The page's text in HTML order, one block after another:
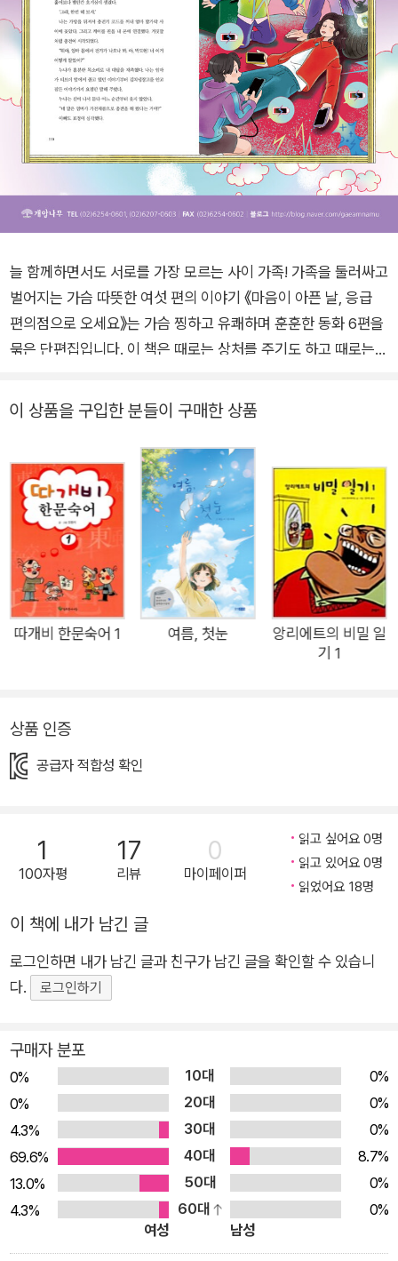
늘 함께하면서도 서로를 가장 모르는 사이 가족! 가족을 둘러싸고
벌어지는 가슴 따뜻한 여섯 편의 이야기 《마음이 아픈 날, 응급
편의점으로 오세요》는 가슴 찡하고 유쾌하며 훈훈한 동화 6편을
묶은 단편집입니다. 이 책은 때로는 상처를 주기도 하고 때로는
미를 고민해 보고 가족의 소중함을 느끼게 해 줍니다. 현대 사회
야기를 나눌 시간이 부족합니다. 함께 있을 때도 대화를 나누기보
다 각자 스마트폰을 들여다보느라 바쁩니다. 《마음이 아픈 날, 응
급 편의점으로 오세요》는 이알찬 작가의 국제신문 신춘문예 등단
작이자 표제작인 <응급 편의점>을 비롯해 2022년, 2023년 아
르코 발표 지원 선정작이 수록된 단편집입니다. 실직한 아빠와 그
런 아빠의 비밀을 지켜야 하는 동민이(꼭꼭 숨어라! 아빠 머리 보
일라), 아빠의 장례식장에서 엄마가 다른 동생을 처음 만난 진우
(악당별 기억 탐사선), 아이가 생사 위기에 놓였다는 공통의 슬픔
을 공유하는 고양이와 미유 엄마(딱 하루만, 집고양이), 돌아가신
(엄마는 충전 중), 베트남 파병 트라우마 때문에 술을 찾는 할아
버지와 그런 할아버지 때문에 꽃분상회가 망했으면 하는 예라까
에, 녹록하지 않은 현실 때문에 좌절하지만 결국 이들은 가족이라
는 울타리 안에서 상처를 치유하고 다시 일어서지요. 이 과정을
통해 든든한 버팀목이 되어 주는 가족의 존재 의미를 생각해 볼
수 있습니다. 이 책의 저자인 이알찬 작가는 슬픈 이야기를 희망
이야기를 통해 힘든 상황과 마주할 힘을 주기도 하고, 현실과 환
상의 세계를 넘나들며 문제를 극복할 희망을 품고 성장하도록 돕
기에 경쾌함을 더해 줍니다. 모차 작가의 몽환적이고 신비한 분위
기의 그림이 더해져 이야기가 더욱 생생하게 전달되고 몰입감이
넘칩니다. “앞으로 과학이 더 발달하면 마법 같은 일들이 벌어질
거예요. 멋진 일이지만 과학이든 마법이든 매번 현실에서 도망쳐
서는 안 돼요. 씩씩하게 현실을 이겨 나가는 것이 어머니가 바라
는 일 아니겠어요, 연우 학생?” - 본문 92쪽 이 책에는 한부모 가
정, 맞벌이 가정 등 다양한 형태의 가정이 등장합니다. 엄마, 아
빠, 형제자매가 함께 사는 형태의 가정에서 벗어나 여러 형태의
가정을 소개함으로써 비슷한 환경을 가진 아이들에게 위로를 전
이 상품을 구입한 분들이 구매한 상품
따개비 한문숙어 1 여름, 첫눈
앙리에트의 비밀 일
기 1
상품 인증
공급자 적합성 확인
1
100자평
17
리뷰
0
마이페이퍼
읽고 싶어요 0명
읽고 있어요 0명
읽었어요 18명
이 책에 내가 남긴 글
로그인하면 내가 남긴 글과 친구가 남긴 글을 확인할 수 있습니
다.
로그인하기
구매자 분포
0% 10대
0%
0%
20대
0%
4.3%
30대
0%
69.6%
40대
8.7%
13.0%
50대
0%
4.3%
60대
0%
여성
남성